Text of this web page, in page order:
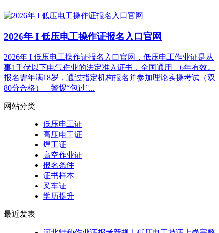
2026年 I 低压电工操作证报名入口官网
2026年 I 低压电工操作证报名入口官网，低压电工作业证是从
事1千伏以下电气作业的法定准入证书，全国通用、6年有效。
报名需年满18岁，通过指定机构报名并参加理论实操考试（双
80分合格）。警惕“包过”...
网站分类
低压电工证
高压电工证
焊工证
高空作业证
报名条件
证书样本
叉车证
学历提升
最近发表